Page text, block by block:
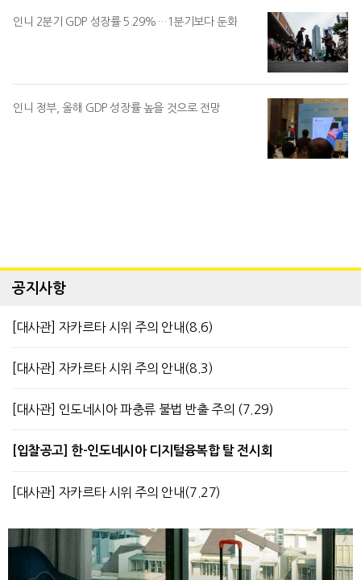
인니 2분기 GDP 성장률 5.29%…1분기보다 둔화
인니 정부, 올해 GDP 성장률 높을 것으로 전망
공지사항
[대사관] 자카르타 시위 주의 안내(8.6)
[대사관] 자카르타 시위 주의 안내(8.3)
[대사관] 인도네시아 파충류 불법 반출 주의 (7.29)
[입찰공고] 한-인도네시아 디지털융복합 탈 전시회
[대사관] 자카르타 시위 주의 안내(7.27)